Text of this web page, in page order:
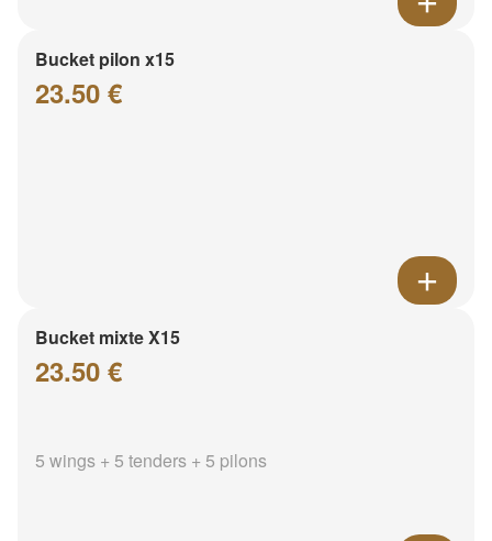
Bucket pilon x15
23.50 €
Bucket mixte X15
23.50 €
5 wings + 5 tenders + 5 pilons